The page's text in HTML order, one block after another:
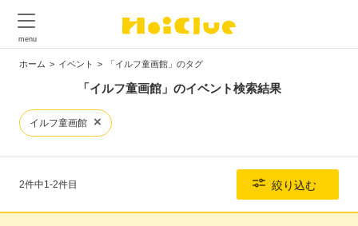
ホーム イベント 「イルフ童画館」のタグ
「イルフ童画館」のイベント検索結果
イルフ童画館
2件中1-2件目 絞り込む